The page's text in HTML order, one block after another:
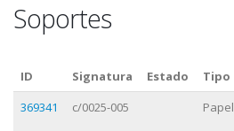
Soportes
ID Signatura Estado Tipo
369341
c/0025-005 Papel